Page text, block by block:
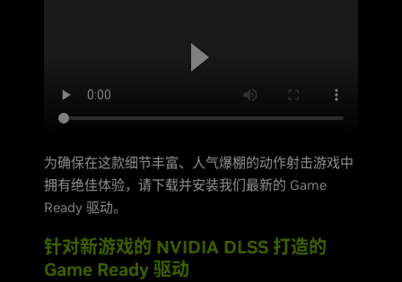
为确保在这款细节丰富、人气爆棚的动作射击游戏中
拥有绝佳体验，请下载并安装我们最新的 Game
Ready 驱动。
针对新游戏的 NVIDIA DLSS 打造的
Game Ready 驱动